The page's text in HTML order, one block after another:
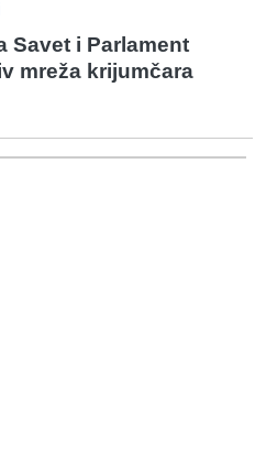
Savet i Parlament
mreža krijumčara